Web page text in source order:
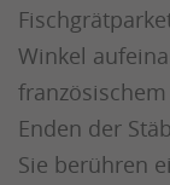
Winkel
Enden der
Sie berühren